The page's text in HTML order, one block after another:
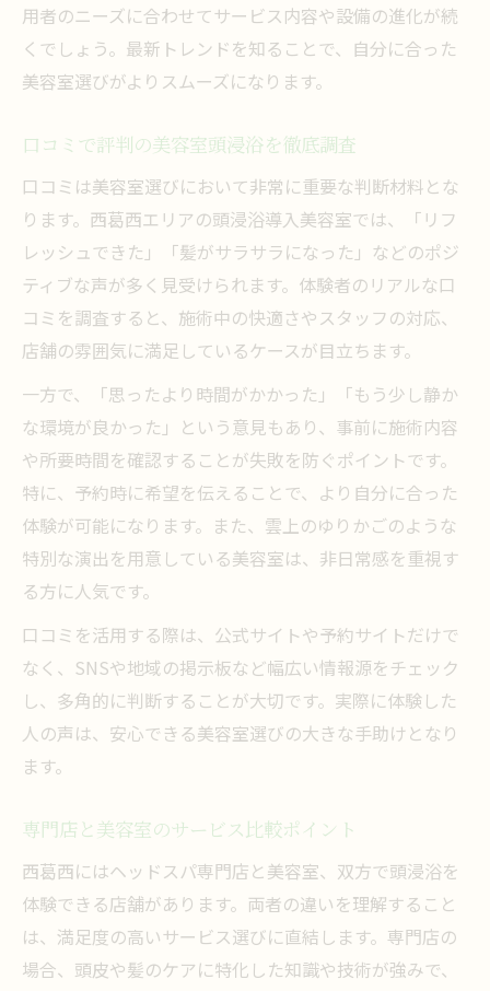
用者のニーズに合わせてサービス内容や設備の進化が続
くでしょう。最新トレンドを知ることで、自分に合った
美容室選びがよりスムーズになります。
口コミで評判の美容室頭浸浴を徹底調査
口コミは美容室選びにおいて非常に重要な判断材料とな
ります。西葛西エリアの頭浸浴導入美容室では、「リフ
レッシュできた」「髪がサラサラになった」などのポジ
ティブな声が多く見受けられます。体験者のリアルな口
コミを調査すると、施術中の快適さやスタッフの対応、
店舗の雰囲気に満足しているケースが目立ちます。
一方で、「思ったより時間がかかった」「もう少し静か
な環境が良かった」という意見もあり、事前に施術内容
や所要時間を確認することが失敗を防ぐポイントです。
特に、予約時に希望を伝えることで、より自分に合った
体験が可能になります。また、雲上のゆりかごのような
特別な演出を用意している美容室は、非日常感を重視す
る方に人気です。
口コミを活用する際は、公式サイトや予約サイトだけで
なく、SNSや地域の掲示板など幅広い情報源をチェック
し、多角的に判断することが大切です。実際に体験した
人の声は、安心できる美容室選びの大きな手助けとなり
ます。
専門店と美容室のサービス比較ポイント
西葛西にはヘッドスパ専門店と美容室、双方で頭浸浴を
体験できる店舗があります。両者の違いを理解すること
は、満足度の高いサービス選びに直結します。専門店の
場合、頭皮や髪のケアに特化した知識や技術が強みで、